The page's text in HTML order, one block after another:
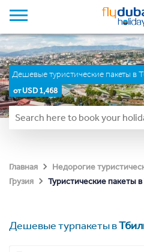
Дешевые туристические пакеты в
от USD 1,468
Главная Недорогие
Грузия
Туристические пакеты
Дешевые турпакеты в